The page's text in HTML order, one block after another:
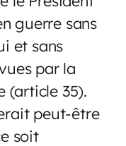
guerre sans
et sans
par la
(article 35).
peut-être
soit